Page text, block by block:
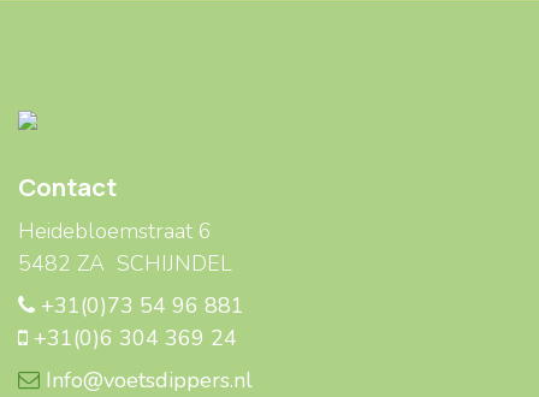
Contact
Heidebloemstraat 6
5482 ZA SCHIJNDEL
+31(0)73 54 96 881
+31(0)6 304 369 24
Info@voetsdippers.nl